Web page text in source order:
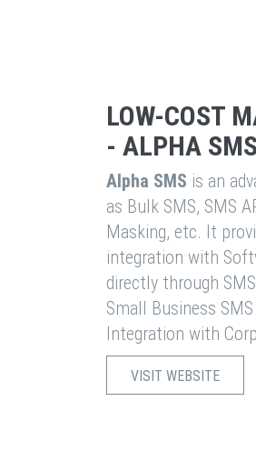
LOW-COST
- ALPHA SMS
Alpha SMS is an
as Bulk SMS, SMS
Masking, etc. It
integration with
directly through
Small Business
Integration with
VISIT WEBSITE